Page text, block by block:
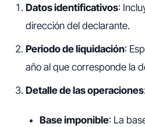
Datos identificativos:
dirección del declarante.
Periodo de liquidación:
año al que corresponde la
Detalle de las operaciones:
Base imponible: La